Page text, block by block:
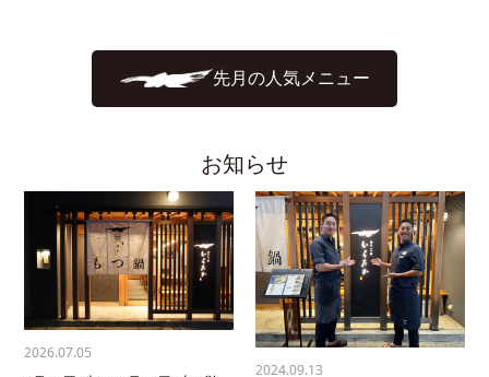
先月の人気メニュー
お知らせ
2026.07.05
2024.09.13